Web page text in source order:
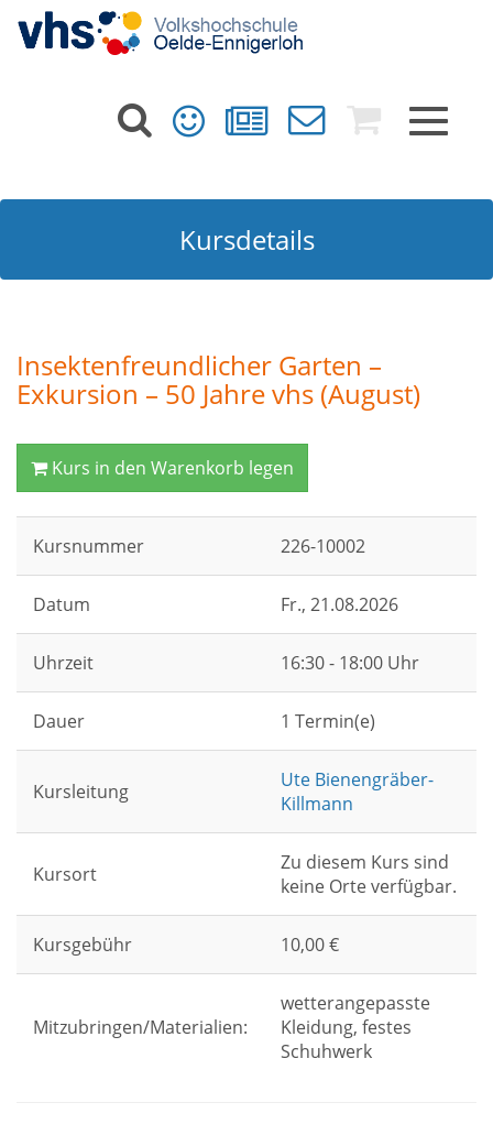
Toggle
Kursdetails
Insektenfreundlicher Garten –
Exkursion – 50 Jahre vhs (August)
Kurs in den Warenkorb legen
Kursnummer 226-10002
Datum Fr., 21.08.2026
Uhrzeit 16:30 - 18:00 Uhr
Dauer 1 Termin(e)
Kursleitung
Ute Bienengräber-
Killmann
Kursort
Zu diesem Kurs sind
keine Orte verfügbar.
Kursgebühr 10,00 €
Mitzubringen/Materialien:
wetterangepasste
Kleidung, festes
Schuhwerk